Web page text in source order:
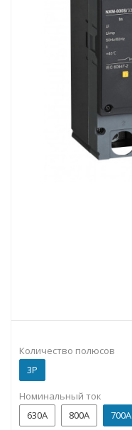
Количество полюсов
3P
Номинальный ток
630А
800А 700А